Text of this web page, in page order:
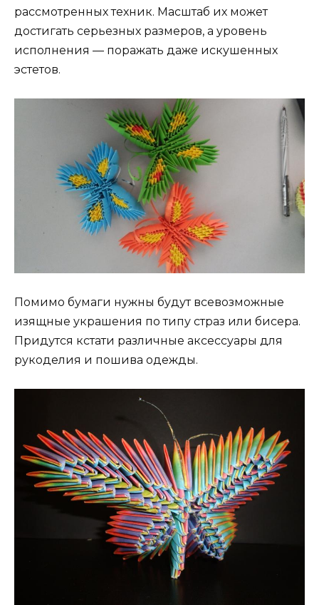
рассмотренных техник. Масштаб их может
достигать серьезных размеров, а уровень
исполнения — поражать даже искушенных
эстетов.
Помимо бумаги нужны будут всевозможные
изящные украшения по типу страз или бисера.
Придутся кстати различные аксессуары для
рукоделия и пошива одежды.